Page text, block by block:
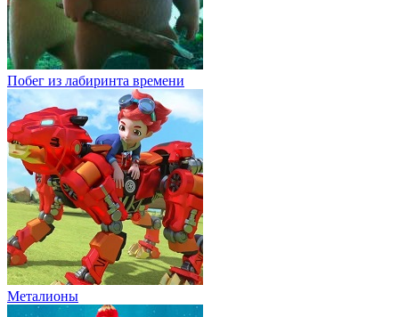
Побег из лабиринта времени
Металионы